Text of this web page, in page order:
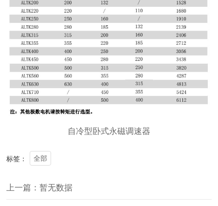
自冷型卧式永磁调速器
标签： 全部
上一篇：暂无数据